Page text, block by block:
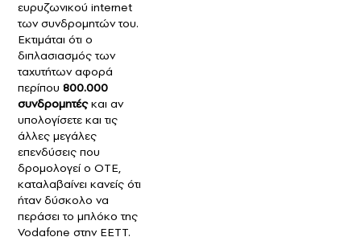
ευρυζωνικού internet
των συνδρομητών του.
Εκτιμάται ότι ο
διπλασιασμός των
ταχυτήτων αφορά
περίπου 800.000
συνδρομητέςκαι αν
υπολογίσετε και τις
άλλες μεγάλες
επενδύσεις που
δρομολογεί ο ΟΤΕ,
καταλαβαίνει κανείς ότι
ήταν δύσκολο να
περάσει το μπλόκο της
Vodafone στην ΕΕΤΤ.